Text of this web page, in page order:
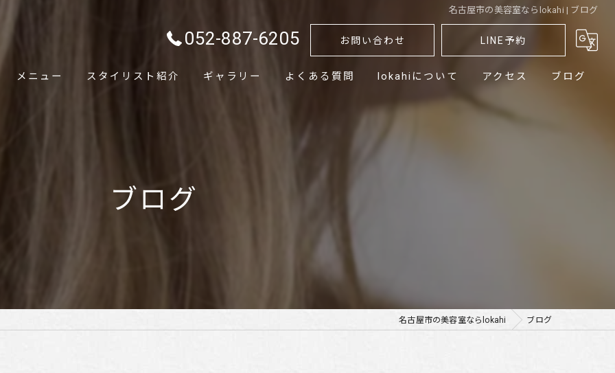
名古屋市の美容室ならlokahi | ブログ
052-887-6205 お問い合わせ LINE予約
メニュー スタイリスト紹介 ギャラリー よくある質問 lokahiについて アクセス ブログ
ブログ
名古屋市の美容室ならlokahi ブログ